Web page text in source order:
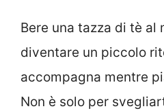
Bere una tazza di tè al
diventare un piccolo
accompagna mentre
Non è solo per